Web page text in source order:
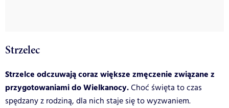
Strzelec
Strzelce odczuwają coraz większe zmęczenie związane z
przygotowaniami do Wielkanocy.Choć święta to czas
spędzany z rodziną, dla nich staje się to wyzwaniem.